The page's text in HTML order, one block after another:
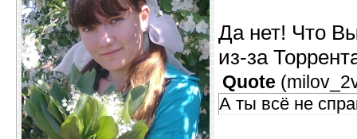
Да нет! Что
из-за
Quote (
А ты всё не